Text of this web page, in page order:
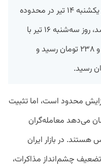
واکنش نشان داد. قیمت تتر که روز یکشنبه ۱۴ تیر در محدوده
۱۷۴ هزار و ۴۴۰ تومان معامله می‌شد، روز سه‌شنبه ۱۶ تیر با
رشد حدود ۰.۴ درصدی به ۱۷۶ هزار و ۲۳۸ تومان رسید و
محدود است، اما تثبیت
می‌دهد معامله‌گران
در بازار ایران
چشم‌انداز مذاکرات،